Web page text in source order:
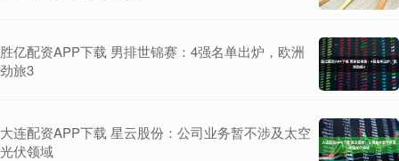
胜亿配资APP下载 男排世锦赛：4强名单出炉，欧洲
劲旅3
大连配资APP下载 星云股份：公司业务暂不涉及太空
光伏领域